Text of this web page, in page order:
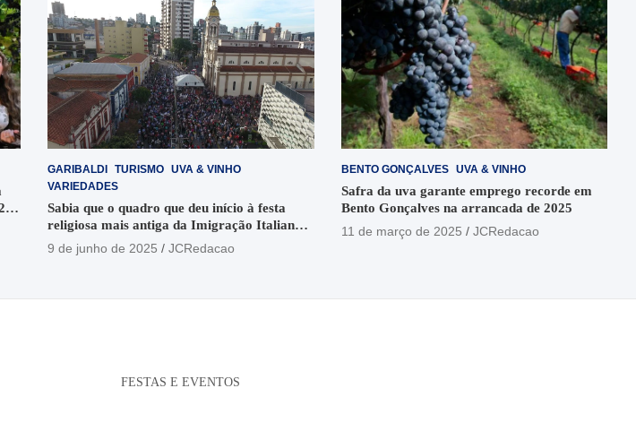
GARIBALDI TURISMO UVA & VINHO
VARIEDADES
Sabia que o quadro que deu início à festa
religiosa mais antiga da Imigração Italiana
está no Santuário Santo Antônio
9 de junho de 2025 JCRedacao
BENTO GONÇALVES UVA & VINHO
Safra da uva garante emprego recorde em
Bento Gonçalves na arrancada de 2025
11 de março de 2025
JCRedacao
FESTAS E EVENTOS